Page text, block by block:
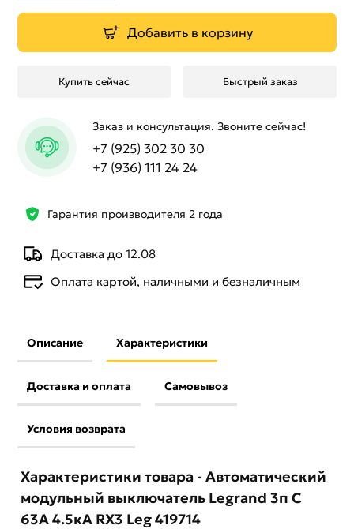
Гарантия производителя 2 года
Доставка до 12.08
Оплата картой, наличными и безналичным
Добавить в корзину
Купить сейчас Быстрый заказ
Заказ и консультация. Звоните сейчас!
+7 (925) 302 30 30
+7 (936) 111 24 24
Описание Характеристики
Доставка и оплата Самовывоз
Условия возврата
Характеристики товара - Автоматический
модульный выключатель Legrand 3п C
63А 4.5кА RX3 Leg 419714